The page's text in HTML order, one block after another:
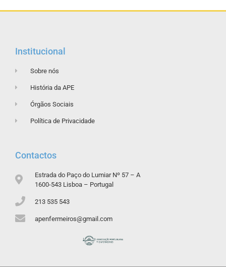
Institucional
Sobre nós
História da APE
Órgãos Sociais
Política de Privacidade
Contactos
Estrada do Paço do Lumiar Nº 57 – A
1600-543 Lisboa – Portugal
213 535 543
apenfermeiros@gmail.com